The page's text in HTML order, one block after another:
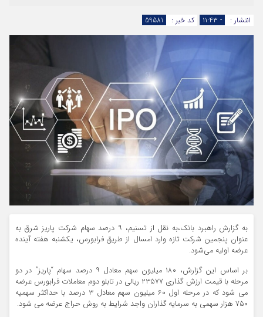
انتشار : - ۱۱:۴۳ کد خبر : 59581
به گزارش راهبرد بانک،به نقل از تسنیم، ۹ درصد سهام شرکت پاریز شرق به
عنوان پنجمین شرکت تازه وارد امسال از طریق فرابورس، یکشنبه هفته آینده
عرضه اولیه می‌شود.
بر اساس این گزارش، ۱۸۰ میلیون سهم معادل ۹ درصد سهام “پاریز” در دو
مرحله با قیمت ارزش گذاری ۲۳۵۷۷ ریالی در تابلو دوم معاملات فرابورس عرضه
می شود که در مرحله اول ۶۰ میلیون سهم معادل ۳ درصد با حداکثر سهمیه
۷۵۰ هزار سهمی به سرمایه گذاران واجد شرایط به روش حراج عرضه می شود.